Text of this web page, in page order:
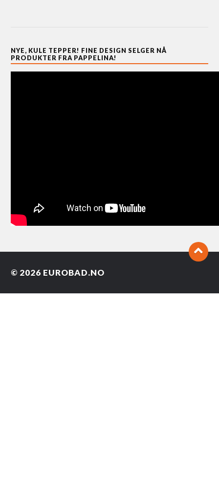
NYE, KULE TEPPER! FINE DESIGN SELGER NÅ
PRODUKTER FRA PAPPELINA!
© 2026 EUROBAD.NO